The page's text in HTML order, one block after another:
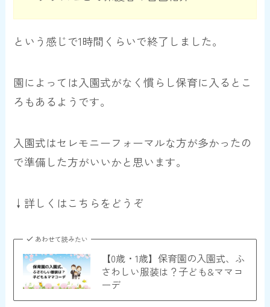
という感じで1時間くらいで終了しました。
園によっては入園式がなく慣らし保育に入るとこ
ろもあるようです。
入園式はセレモニーフォーマルな方が多かったの
で準備した方がいいかと思います。
↓詳しくはこちらをどうぞ
あわせて読みたい
【0歳・1歳】保育園の入園式、ふ
さわしい服装は？子ども&ママコ
ーデ